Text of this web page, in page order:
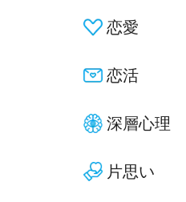
恋愛
恋活
深層心理
片思い